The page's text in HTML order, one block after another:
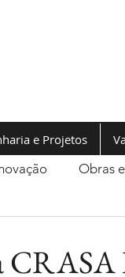
Obras
e Projetos